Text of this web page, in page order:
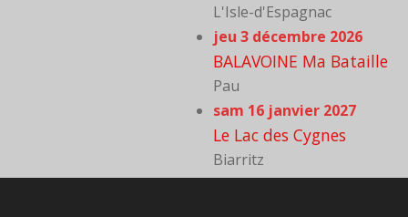
L'Isle-d'Espagnac
jeu 3 décembre 2026
BALAVOINE Ma Bataille
Pau
sam 16 janvier 2027
Le Lac des Cygnes
Biarritz